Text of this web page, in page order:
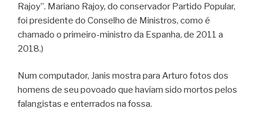
Rajoy”. Mariano Rajoy, do conservador Partido Popular,
foi presidente do Conselho de Ministros, como é
chamado o primeiro-ministro da Espanha, de 2011 a
2018.)
Num computador, Janis mostra para Arturo fotos dos
homens de seu povoado que haviam sido mortos pelos
falangistas e enterrados na fossa.